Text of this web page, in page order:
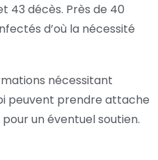
43 décès. Près de 40
d’où la nécessité
nécessitant
peuvent prendre attache
un éventuel soutien.